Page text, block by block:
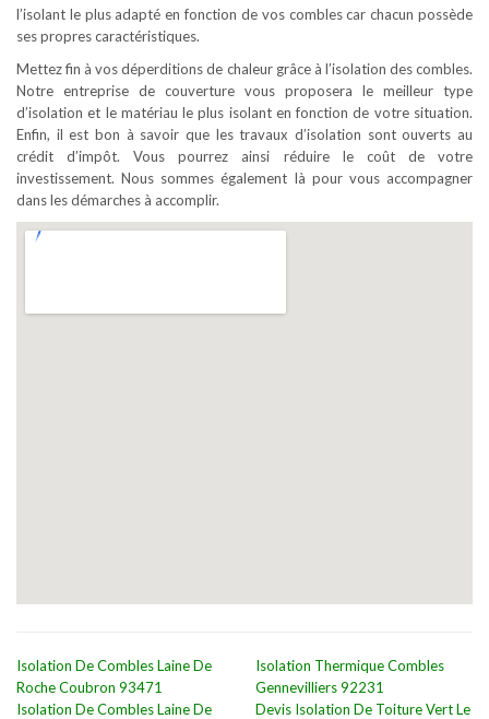
l’isolant le plus adapté en fonction de vos combles car chacun possède
ses propres caractéristiques.
Mettez fin à vos déperditions de chaleur grâce à l’isolation des combles.
Notre entreprise de couverture vous proposera le meilleur type
d’isolation et le matériau le plus isolant en fonction de votre situation.
Enfin, il est bon à savoir que les travaux d’isolation sont ouverts au
crédit d’impôt. Vous pourrez ainsi réduire le coût de votre
investissement. Nous sommes également là pour vous accompagner
dans les démarches à accomplir.
Isolation De Combles Laine De
Roche Coubron 93471
Isolation De Combles Laine De
Isolation Thermique Combles
Gennevilliers 92231
Devis Isolation De Toiture Vert Le